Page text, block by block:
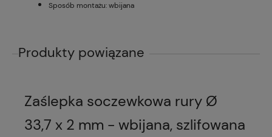
Sposób montażu: wbijana
Produkty powiązane
Zaślepka soczewkowa rury Ø
33,7 x 2 mm - wbijana, szlifowana